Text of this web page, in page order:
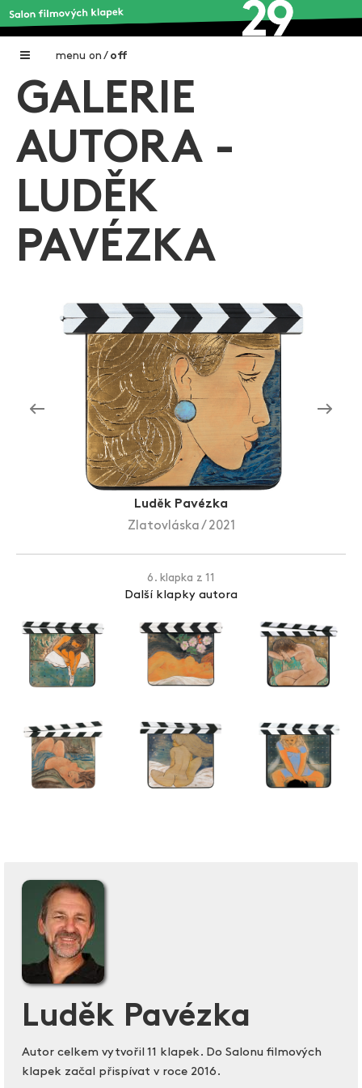
menu on / off
Home
Galerie filmových klapek
Autoři filmových klapek
O projektu
Aukce filmových klapek
Aktuality
Zlín Film Festival
GALERIE
AUTORA -
LUDĚK
PAVÉZKA
Luděk Pavézka
Zlatovláska / 2021
6. klapka z 11
Další klapky autora
Luděk Pavézka
Autor celkem vytvořil 11 klapek. Do Salonu filmových
klapek začal přispívat v roce 2016.